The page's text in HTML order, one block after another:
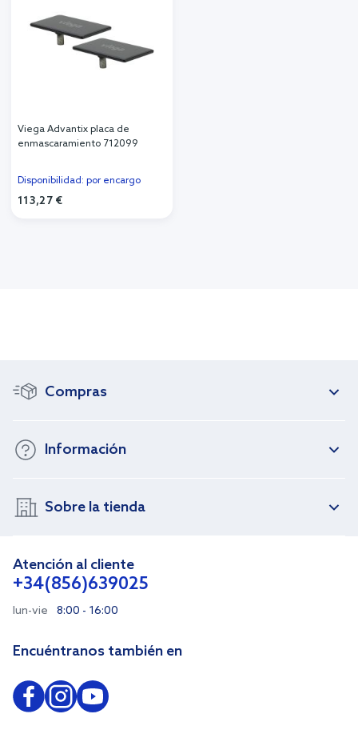
Viega Advantix placa de
enmascaramiento 712099
Disponibilidad: por encargo
113,27 €
Compras
Información
Sobre la tienda
Atención al cliente
+34(856)639025
lun-vie 8:00 - 16:00
Encuéntranos también en